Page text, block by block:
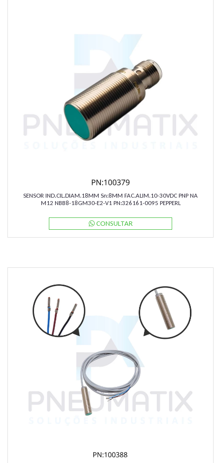
SENSOR IND.CIL.DIAM.18MM Sn:8MM FAC.ALIM.10-30VDC PNP NA
M12 NBB8-18GM30-E2-V1 PN:326161-0095 PEPPERL
CONSULTAR